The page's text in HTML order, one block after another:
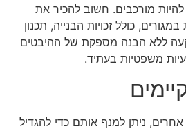
להיות מורכבים. חשוב להכיר את
כולל זכויות הבנייה, תכנון
ללא הבנה מספקת של ההיבטים
משפטיות בעתיד.
ניתן למנף אותם כדי להגדיל